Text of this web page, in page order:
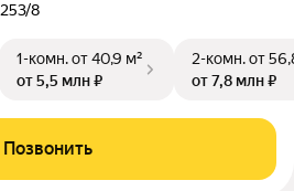
8
1-комн.от 40,9 м²
от 5,5 млн ₽
2-комн.от
от 7,8 млн ₽
Позвонить